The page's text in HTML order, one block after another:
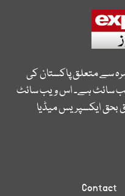
سے متعلق پاکستان کی
سائٹ ہے۔ اس ویب سائٹ
بحق ایکسپریس میڈیا
Contact